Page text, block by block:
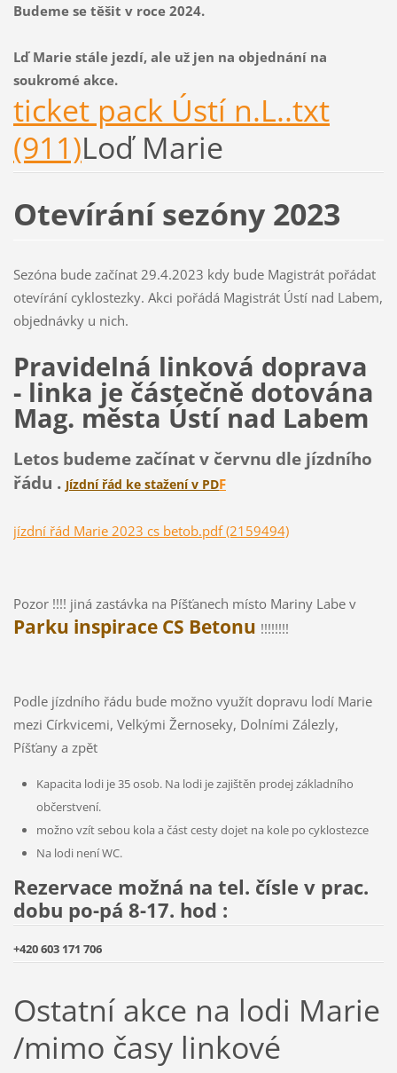
Budeme se těšit v roce 2024.
Lď Marie stále jezdí, ale už jen na objednání na
soukromé akce.
ticket pack Ústí n.L..txt
(911)Loď Marie
Otevírání sezóny 2023
Sezóna bude začínat 29.4.2023 kdy bude Magistrát pořádat
otevírání cyklostezky. Akci pořádá Magistrát Ústí nad Labem,
objednávky u nich.
Pravidelná linková doprava
- linka je částečně dotována
Mag. města Ústí nad Labem
Letos budeme začínat v červnu dle jízdního
řádu . Jízdní řád ke stažení v PDF
jízdní řád Marie 2023 cs betob.pdf (2159494)
Pozor !!!! jiná zastávka na Píšťanech místo Mariny Labe v
Parku inspirace CS Betonu !!!!!!!!
Podle jízdního řádu bude možno využít dopravu lodí Marie
mezi Církvicemi, Velkými Žernoseky, Dolními Zálezly,
Píšťany a zpět
Kapacita lodi je 35 osob. Na lodi je zajištěn prodej základního
občerstvení.
možno vzít sebou kola a část cesty dojet na kole po cyklostezce
Na lodi není WC.
Rezervace možná na tel. čísle v prac.
dobu po-pá 8-17. hod :
+420 603 171 706
Ostatní akce na lodi Marie
/mimo časy linkové